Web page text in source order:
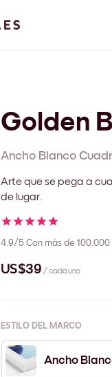
Golden
Ancho Blanco
Arte que se pega a
de lugar.
4.9/5 Con más de
US$39 / cada uno
ESTILO DEL MARCO
Ancho